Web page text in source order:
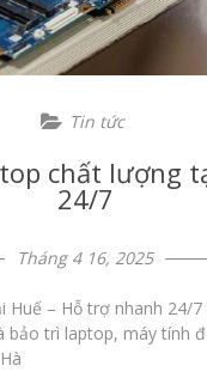
Tin tức
chất lượng
24/7
Tháng 4 16, 2025
– Hỗ trợ nhanh 24/
trì laptop, máy tính